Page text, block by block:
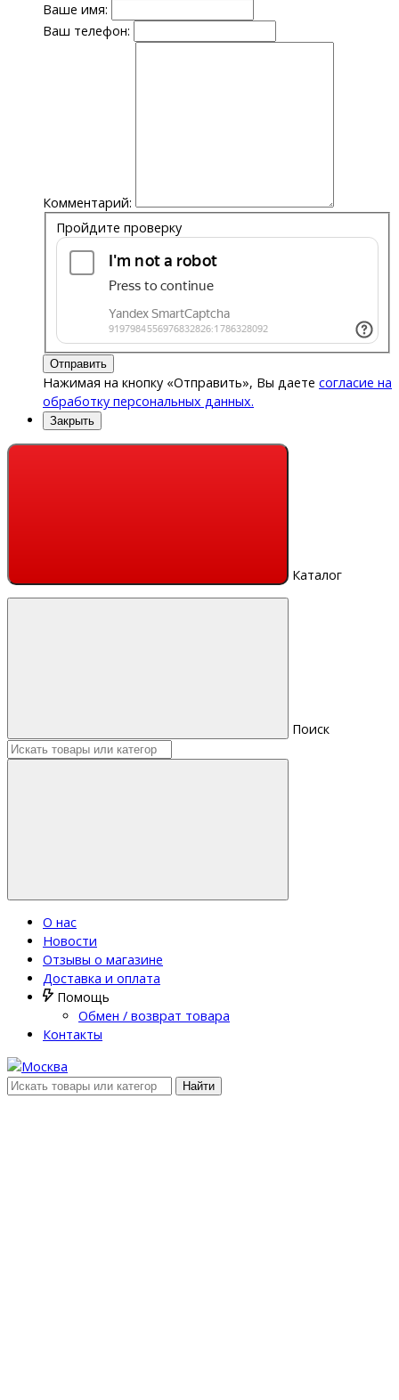
Ваше имя:
Ваш телефон:
Комментарий:
Пройдите проверку
Отправить
Нажимая на кнопку «Отправить», Вы даете согласие на
обработку персональных данных.
Закрыть
Каталог
Поиск
О нас
Новости
Отзывы о магазине
Доставка и оплата
Помощь
Обмен / возврат товара
Контакты
Найти